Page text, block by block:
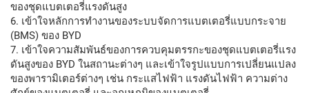
ของชุดแบตเตอรี่แรงดันสูง
6. เข้าใจหลักการทำงานของระบบจัดการแบตเตอรี่แบบกระจาย
(BMS) ของ BYD
7. เข้าใจความสัมพันธ์ของการควบคุมตรรกะของชุดแบตเตอรี่แรง
ดันสูงของ BYD ในสถานะต่างๆ และเข้าใจรูปแบบการเปลี่ยนแปลง
ของพารามิเตอร์ต่างๆ เช่น กระแสไฟฟ้า แรงดันไฟฟ้า ความต่าง